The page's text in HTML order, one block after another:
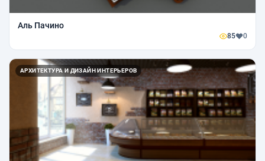
Аль Пачино
85 0
АРХИТЕКТУРА И ДИЗАЙН ИНТЕРЬЕРОВ